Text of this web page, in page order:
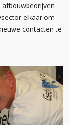
elkaar om
contacten te